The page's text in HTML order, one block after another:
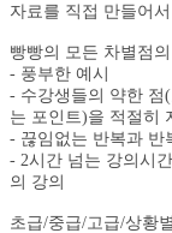
자료를 직접 만들어
빵빵의 모든 차별점
- 풍부한 예시
- 수강생들의 약한 점
는 포인트)을 적절히
- 끊임없는 반복과 반
- 2시간 넘는 강의시
의 강의
초급/중급/고급/상황